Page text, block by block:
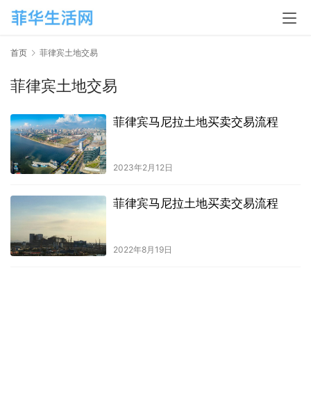
首页 菲律宾土地交易
菲律宾土地交易
菲律宾马尼拉土地买卖交易流程
2023年2月12日
菲律宾马尼拉土地买卖交易流程
2022年8月19日